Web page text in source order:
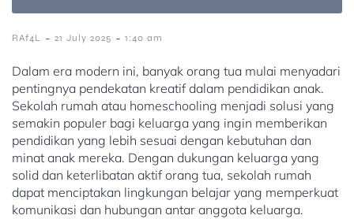
RAf4L - 21 July 2025 - 1:40 am
Dalam era modern ini, banyak orang tua mulai menyadari
pentingnya pendekatan kreatif dalam pendidikan anak.
Sekolah rumah atau homeschooling menjadi solusi yang
semakin populer bagi keluarga yang ingin memberikan
pendidikan yang lebih sesuai dengan kebutuhan dan
minat anak mereka. Dengan dukungan keluarga yang
solid dan keterlibatan aktif orang tua, sekolah rumah
dapat menciptakan lingkungan belajar yang memperkuat
komunikasi dan hubungan antar anggota keluarga.